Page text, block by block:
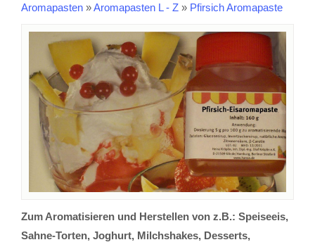
Aromapasten »Aromapasten L - Z » Pfirsich Aromapaste
Zum Aromatisieren und Herstellen von z.B.: Speiseeis,
Sahne-Torten, Joghurt, Milchshakes, Desserts,